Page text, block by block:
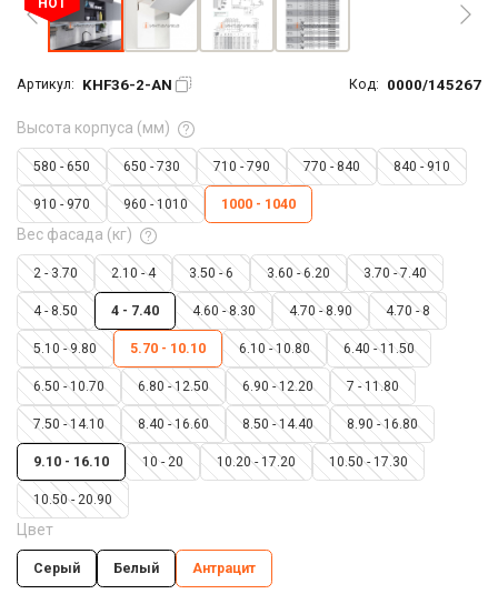
Артикул: KHF36-2-AN Код: 0000/145267
Высота корпуса (мм)
580 - 650 650 - 730 710 - 790 770 - 840 840 - 910
910 - 970 960 - 1010 1000 - 1040
Вес фасада (кг)
2 - 3.70 2.10 - 4 3.50 - 6 3.60 - 6.20 3.70 - 7.40
4 - 8.50 4 - 7.40 4.60 - 8.30 4.70 - 8.90 4.70 - 8
5.10 - 9.80 5.70 - 10.10 6.10 - 10.80 6.40 - 11.50
6.50 - 10.70 6.80 - 12.50 6.90 - 12.20 7 - 11.80
7.50 - 14.10 8.40 - 16.60 8.50 - 14.40 8.90 - 16.80
9.10 - 16.10 10 - 20 10.20 - 17.20 10.50 - 17.30
10.50 - 20.90
Цвет
Серый Белый Антрацит